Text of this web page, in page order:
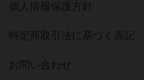
個人情報保護方針
特定商取引法に基づく表記
お問い合わせ